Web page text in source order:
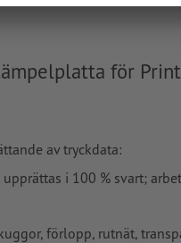
för
av tryckdata:
i 100 % svart;
förlopp, rutnät,